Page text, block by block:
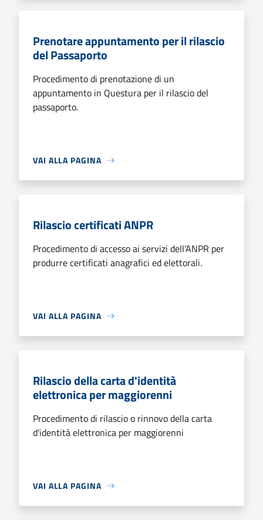
Prenotare appuntamento per il rilascio
del Passaporto
Procedimento di prenotazione di un
appuntamento in Questura per il rilascio del
passaporto.
VAI ALLA PAGINA
Rilascio certificati ANPR
Procedimento di accesso ai servizi dell'ANPR per
produrre certificati anagrafici ed elettorali.
VAI ALLA PAGINA
Rilascio della carta d'identità
elettronica per maggiorenni
Procedimento di rilascio o rinnovo della carta
d'identità elettronica per maggiorenni
VAI ALLA PAGINA